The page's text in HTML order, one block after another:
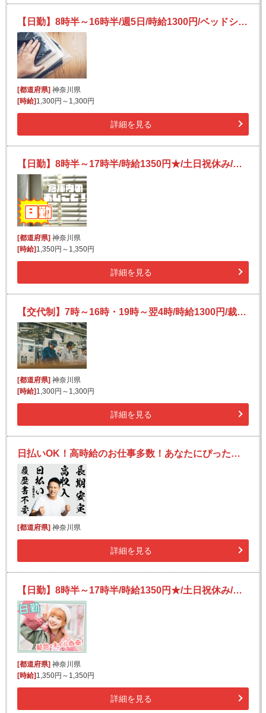
【日勤】8時半～16時半/週5日/時給1300円/ベッドシーツや枕カバーを畳む作業/未経験大歓迎！
[都道府県] 神奈川県
[時給] 1,300円～1,300円
詳細を見る
【日勤】8時半～17時半/時給1350円★/土日祝休み/かんたん作業！/自動車部品の溶接
[都道府県]神奈川県
[時給]1,350円～1,350円
詳細を見る
【交代制】7時～16時・19時～翌4時/時給1300円/裁断業務補助、仕分け、積み込み
[都道府県]神奈川県
[時給]1,300円～1,300円
詳細を見る
日払いOK！高時給のお仕事多数！あなたにぴったりのお仕事を見つけます！
[都道府県] 神奈川県
詳細を見る
【日勤】8時半～17時半/時給1350円★/土日祝休み/かんたん作業！/自動車部品の加工
[都道府県] 神奈川県
[時給] 1,350円～1,350円
詳細を見る